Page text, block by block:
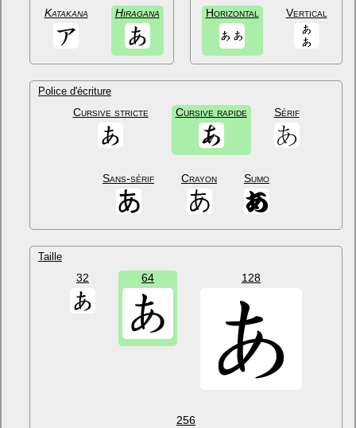
Katakana Hiragana Horizontal Vertical
Police d'écriture
Cursive stricte Cursive rapide Sérif
Sans-sérif Crayon Sumo
Taille
32 64 128
256